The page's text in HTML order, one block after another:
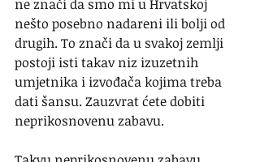
ne znači da smo mi u Hrvatskoj
nešto posebno nadareni ili bolji od
drugih. To znači da u svakoj zemlji
postoji isti takav niz izuzetnih
umjetnika i izvođača kojima treba
dati šansu. Zauzvrat ćete dobiti
neprikosnovenu zabavu.